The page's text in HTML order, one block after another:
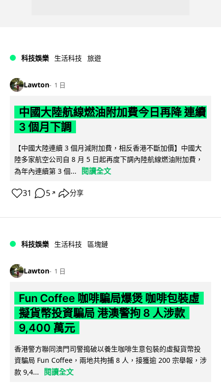
科技娛樂 生活科技 旅遊
Lawton 1 日
中國大陸航線燃油附加費今日再降 連續
3 個月下調
【中國大陸連續 3 個月減附加費，相反香港不斷加價】中國大
陸多家航空公司自 8 月 5 日起再度下調內陸航線燃油附加費，
為年內連續第 3 個...
閱讀全文
31 5 ↗ 分享
科技娛樂 生活科技 區塊鏈
Lawton 1 日
Fun Coffee 咖啡騙局爆煲 咖啡包裝虛
擬貨幣投資騙局 港澳警拘 8 人涉款
9,400 萬元
香港警方聯同澳門司警搗破以養生咖啡生意包裝的虛擬貨幣投
資騙局 Fun Coffee，兩地共拘捕 8 人，接獲逾 200 宗舉報，涉
款 9,4...
閱讀全文